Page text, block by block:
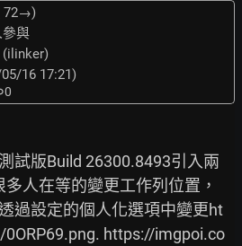
72→)
參與
(ilinker)
16 17:21)
0
試版Build 26300.8493引入兩
人在等的變更工作列位置，
過設定的個人化選項中變更ht
https://imgpoi.co